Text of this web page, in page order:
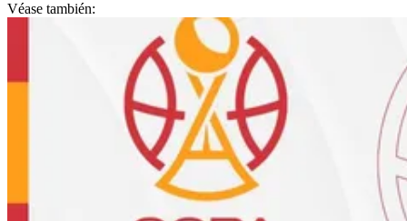
Véase también: